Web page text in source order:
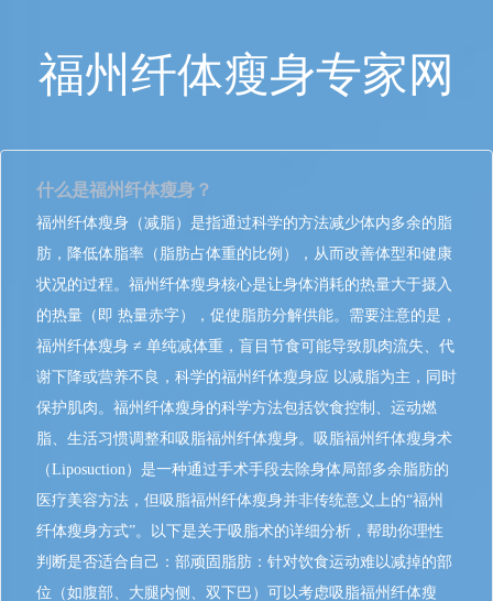
福州纤体瘦身专家网
什么是福州纤体瘦身？
福州纤体瘦身（减脂）是指通过科学的方法减少体内多余的脂
肪，降低体脂率（脂肪占体重的比例），从而改善体型和健康
状况的过程。福州纤体瘦身核心是让身体消耗的热量大于摄入
的热量（即 热量赤字），促使脂肪分解供能。需要注意的是，
福州纤体瘦身 ≠ 单纯减体重，盲目节食可能导致肌肉流失、代
谢下降或营养不良，科学的福州纤体瘦身应 以减脂为主，同时
保护肌肉。福州纤体瘦身的科学方法包括饮食控制、运动燃
脂、生活习惯调整和吸脂福州纤体瘦身。吸脂福州纤体瘦身术
（Liposuction）是一种通过手术手段去除身体局部多余脂肪的
医疗美容方法，但吸脂福州纤体瘦身并非传统意义上的“福州
纤体瘦身方式”。以下是关于吸脂术的详细分析，帮助你理性
判断是否适合自己：部顽固脂肪：针对饮食运动难以减掉的部
位（如腹部、大腿内侧、双下巴）可以考虑吸脂福州纤体瘦